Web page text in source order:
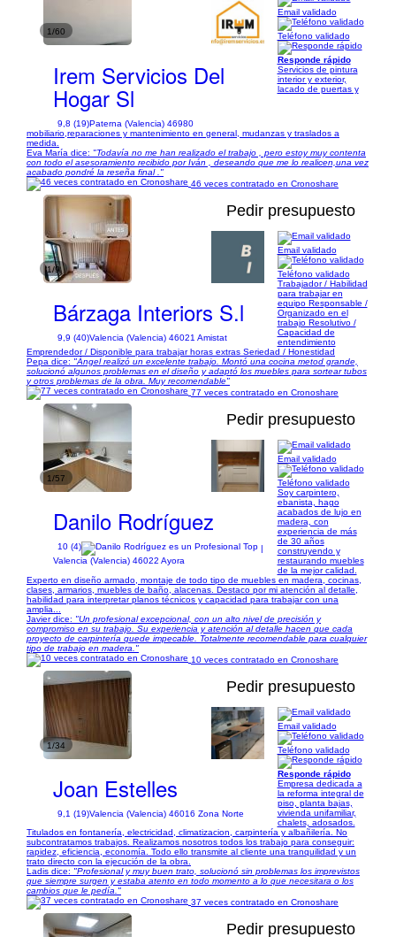
1/60
Irem Servicios Del
Hogar Sl
9,8 (19)Paterna (Valencia) 46980
Email validado
Teléfono validado
Responde rápido
Servicios de pintura
interior y exterior,
lacado de puertas y
mobiliario,reparaciones y mantenimiento en general, mudanzas y traslados a
medida.
Eva María dice: "Todavía no me han realizado el trabajo , pero estoy muy contenta
con todo el asesoramiento recibido por Iván , deseando que me lo realicen,una vez
acabado pondré la reseña final ."
46 veces contratado en Cronoshare
1/9
Pedir presupuesto
Bárzaga Interiors S.l
9,9 (40)Valencia (Valencia) 46021 Amistat
Email validado
Teléfono validado
Trabajador / Habilidad
para trabajar en
equipo Responsable /
Organizado en el
trabajo Resolutivo /
Capacidad de
entendimiento
Emprendedor / Disponible para trabajar horas extras Seriedad / Honestidad
Pepa dice: "Ángel realizó un excelente trabajo. Montó una cocina metod grande,
solucionó algunos problemas en el diseño y adaptó los muebles para sortear tubos
y otros problemas de la obra. Muy recomendable"
77 veces contratado en Cronoshare
1/57
Pedir presupuesto
Danilo Rodríguez
10 (4)
|
Valencia (Valencia) 46022 Ayora
Email validado
Teléfono validado
Soy carpintero,
ebanista, hago
acabados de lujo en
madera, con
experiencia de más
de 30 años
construyendo y
restaurando muebles
de la mejor calidad.
Experto en diseño armado, montaje de todo tipo de muebles en madera, cocinas,
clases, armarios, muebles de baño, alacenas. Destaco por mi atención al detalle,
habilidad para interpretar planos técnicos y capacidad para trabajar con una
amplia...
Javier dice: "Un profesional excepcional, con un alto nivel de precisión y
compromiso en su trabajo. Su experiencia y atención al detalle hacen que cada
proyecto de carpintería quede impecable. Totalmente recomendable para cualquier
tipo de trabajo en madera."
10 veces contratado en Cronoshare
1/34
Pedir presupuesto
Joan Estelles
9,1 (19)Valencia (Valencia) 46016 Zona Norte
Email validado
Teléfono validado
Responde rápido
Empresa dedicada a
la reforma integral de
piso, planta bajas,
vivienda unifamiliar,
chalets, adosados.
Titulados en fontanería, electricidad, climatizacion, carpintería y albañilería. No
subcontratamos trabajos. Realizamos nosotros todos los trabajo para conseguir:
rapidez, eficiencia, economía. Todo ello transmite al cliente una tranquilidad y un
trato directo con la ejecución de la obra.
Ladis dice: "Profesional y muy buen trato, solucionó sin problemas los imprevistos
que siempre surgen y estaba atento en todo momento a lo que necesitara o los
cambios que le pedía."
37 veces contratado en Cronoshare
Pedir presupuesto